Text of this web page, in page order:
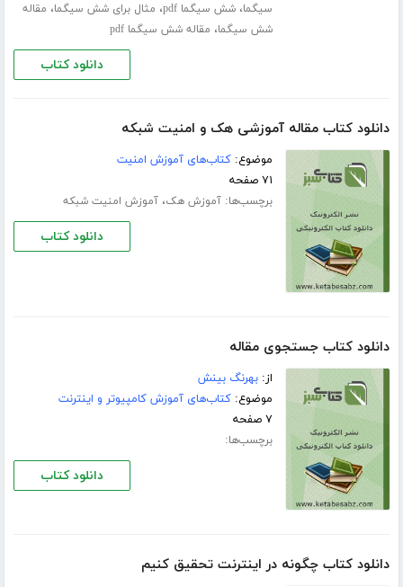
سیگما،شش سیگما pdf ، مثال برای شش سیگما، مقاله
شش سیگما، مقاله شش سیگما pdf
دانلود کتاب
دانلود کتاب مقاله آموزشی هک و امنیت شبکه
موضوع:کتاب‌های آموزش امنیت
۷۱ صفحه
برچسب‌ها:آموزش هک،آموزش امنیت شبکه
دانلود کتاب
دانلود کتاب جستجوی مقاله
از:بهرنگ بینش
موضوع:کتاب‌های آموزش کامپیوتر و اینترنت
۷ صفحه
برچسب‌ها:
دانلود کتاب
دانلود کتاب چگونه در اینترنت تحقیق کنیم